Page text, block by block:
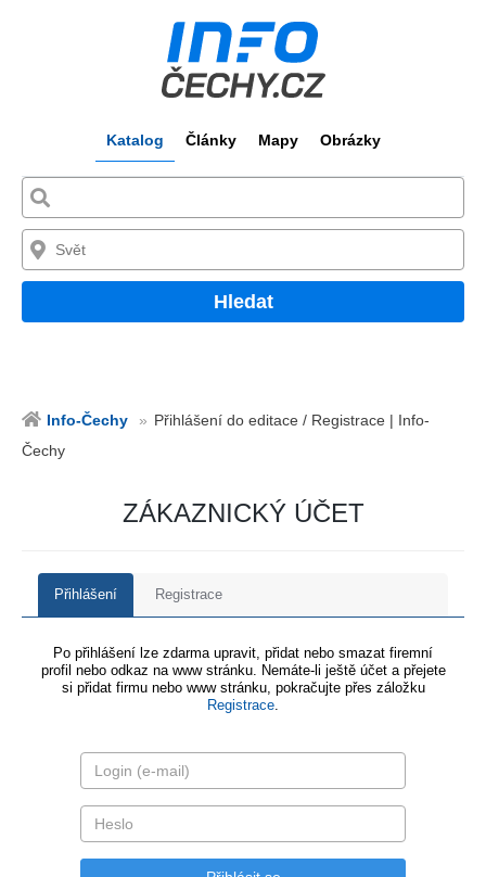
Katalog Články Mapy Obrázky
Hledat
Info-Čechy
Přihlášení do editace / Registrace | Info-
Čechy
ZÁKAZNICKÝ ÚČET
Přihlášení Registrace
Po přihlášení lze zdarma upravit, přidat nebo smazat firemní
profil nebo odkaz na www stránku. Nemáte-li ještě účet a přejete
si přidat firmu nebo www stránku, pokračujte přes záložku
Registrace.